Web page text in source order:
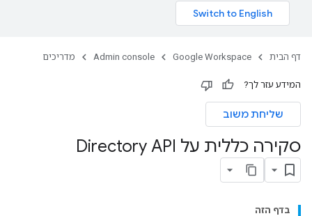
דף הבית Google Workspace
Admin console מדריכים
המידע עזר לך?
שליחת משוב
סקירה כללית על Directory API
בדף הזה